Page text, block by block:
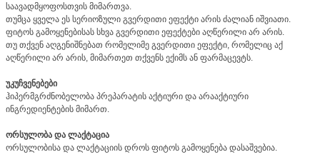
საავადმყოფოსთვის მიმართვა.
თუმცა ყველა ეს სერიოზული გვერდითი ეფექტი არის ძალიან იშვიათი.
ფიტოს გამოყენებისას სხვა გვერდითი ეფექტები აღწერილი არ არის.
თუ თქვენ აღგენიშნებათ რომელიმე გვერდითი ეფექტი, რომელიც აქ
აღწერილი არ არის, მიმართეთ თქვენს ექიმს ან ფარმაცევტს.
უკუჩვენებები
ჰიპერმგრძნობელობა პრეპარატის აქტიური და არააქტიური
ინგრედიენტების მიმართ.
ორსულობა და ლაქტაცია
ორსულობისა და ლაქტაციის დროს ფიტოს გამოყენება დასაშვებია.